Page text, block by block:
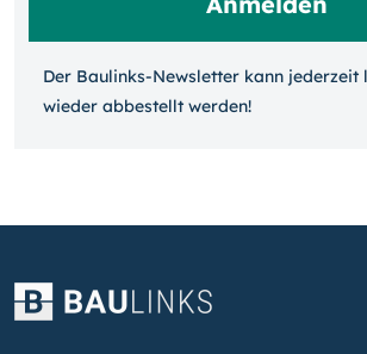
Der Baulinks-Newsletter kann jeder­zeit
wieder ab­bestellt werden!